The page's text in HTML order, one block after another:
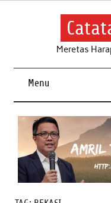
Skip
Meretas
Menu